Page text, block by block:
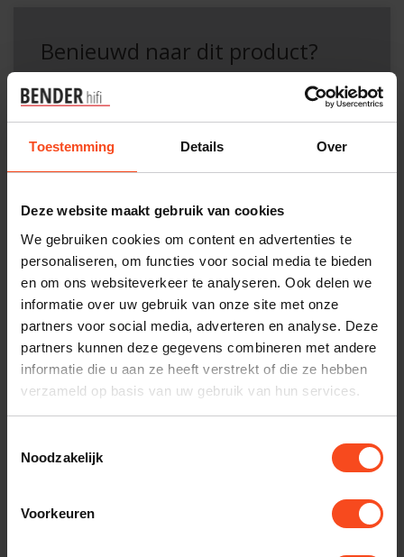
Toestemming Details Over
Deze website maakt gebruik van cookies
We gebruiken cookies om content en advertenties te
personaliseren, om functies voor social media te bieden
en om ons websiteverkeer te analyseren. Ook delen we
informatie over uw gebruik van onze site met onze
partners voor social media, adverteren en analyse. Deze
partners kunnen deze gegevens combineren met andere
informatie die u aan ze heeft verstrekt of die ze hebben
verzameld op basis van uw gebruik van hun services.
Noodzakelijk
Voorkeuren
Benieuwd naar dit product?
Plan kosteloos een luisterafspraak. Of heb je hulp
nodig bij je bestelling? Neem contact op met onze
klantenservice.
Productomschrijving
Reviews
Specificaties